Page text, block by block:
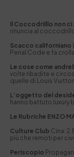
Il Coccodrilllo non ci
rinuncia al
Scacco californiano
Penal Code e fa
Le cose come
volte ribadite e
quelle di Louis
L’oggetto del
hanno battuto luxury
Le Rubriche ENZO
Culture Club Cina:
più che remoti per
Periscopio